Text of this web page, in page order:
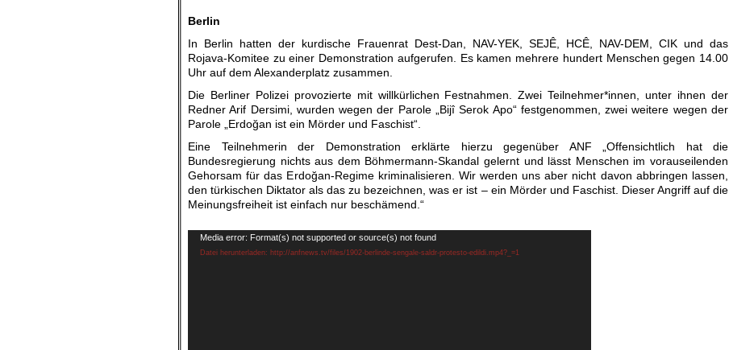
Berlin
In Berlin hatten der kurdische Frauenrat Dest-Dan, NAV-YEK, SEJÊ, HCÊ, NAV-DEM, CIK und das
Rojava-Komitee zu einer Demonstration aufgerufen. Es kamen mehrere hundert Menschen gegen 14.00
Uhr auf dem Alexanderplatz zusammen.
Die Berliner Polizei provozierte mit willkürlichen Festnahmen. Zwei Teilnehmer*innen, unter ihnen der
Redner Arif Dersimi, wurden wegen der Parole „Bijî Serok Apo“ festgenommen, zwei weitere wegen der
Parole „Erdoğan ist ein Mörder und Faschist“.
Eine Teilnehmerin der Demonstration erklärte hierzu gegenüber ANF „Offensichtlich hat die
Bundesregierung nichts aus dem Böhmermann-Skandal gelernt und lässt Menschen im vorauseilenden
Gehorsam für das Erdoğan-Regime kriminalisieren. Wir werden uns aber nicht davon abbringen lassen,
den türkischen Diktator als das zu bezeichnen, was er ist – ein Mörder und Faschist. Dieser Angriff auf die
Meinungsfreiheit ist einfach nur beschämend.“
Video-
Player
Media error: Format(s) not supported or source(s) not found
Datei herunterladen: http://anfnews.tv/files/1902-berlinde-sengale-saldr-protesto-edildi.mp4?_=1